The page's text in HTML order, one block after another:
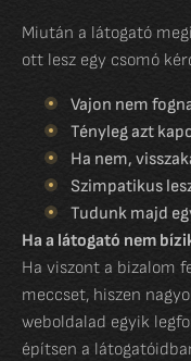
Miután a látogató
ott lesz egy csomó
Vajon nem
Tényleg azt
Ha nem,
Szimpatikus
Tudunk majd
Ha a látogató nem
Ha viszont a bizalom
meccset, hiszen
weboldalad egyik
építsen a